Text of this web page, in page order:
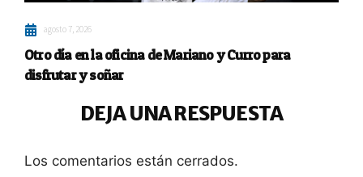
agosto 7, 2026
Otro día en la oficina de Mariano y Curro para
disfrutar y soñar
DEJA UNA RESPUESTA
Los comentarios están cerrados.